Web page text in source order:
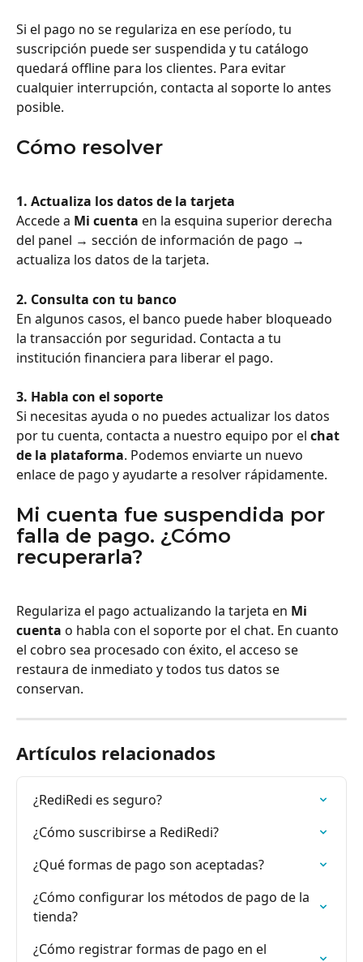
Si el pago no se regulariza en ese período, tu
suscripción puede ser suspendida y tu catálogo
quedará offline para los clientes. Para evitar
cualquier interrupción, contacta al soporte lo antes
posible.
Cómo resolver
1. Actualiza los datos de la tarjeta
Accede a Mi cuenta en la esquina superior derecha
del panel → sección de información de pago →
actualiza los datos de la tarjeta.
2. Consulta con tu banco
En algunos casos, el banco puede haber bloqueado
la transacción por seguridad. Contacta a tu
institución financiera para liberar el pago.
3. Habla con el soporte
Si necesitas ayuda o no puedes actualizar los datos
por tu cuenta, contacta a nuestro equipo por el chat
de la plataforma. Podemos enviarte un nuevo
enlace de pago y ayudarte a resolver rápidamente.
Mi cuenta fue suspendida por
falla de pago. ¿Cómo
recuperarla?
Regulariza el pago actualizando la tarjeta en Mi
cuenta o habla con el soporte por el chat. En cuanto
el cobro sea procesado con éxito, el acceso se
restaura de inmediato y todos tus datos se
conservan.
Artículos relacionados
¿RediRedi es seguro?
¿Cómo suscribirse a RediRedi?
¿Qué formas de pago son aceptadas?
¿Cómo configurar los métodos de pago de la
tienda?
¿Cómo registrar formas de pago en el